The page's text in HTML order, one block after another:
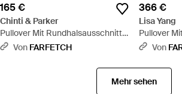
165 €
Chinti & Parker
Pullover Mit Rundhalsausschnitt -
PinkVon FARFETCH
366 €
Lisa Yang
Pullover
BlauVon
Mehr sehen